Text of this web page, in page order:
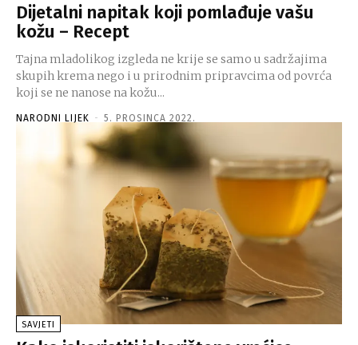
Dijetalni napitak koji pomlađuje vašu
kožu – Recept
Tajna mladolikog izgleda ne krije se samo u sadržajima
skupih krema nego i u prirodnim pripravcima od povrća
koji se ne nanose na kožu...
NARODNI LIJEK - 5. PROSINCA 2022.
SAVJETI